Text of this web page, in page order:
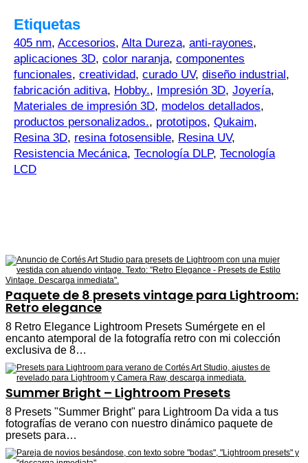
Etiquetas
405 nm, Accesorios, Alta Dureza, anti-rayones,
aplicaciones 3D, color naranja, componentes
funcionales, creatividad, curado UV, diseño industrial,
fabricación aditiva, Hobby., Impresión 3D, Joyería,
Materiales de impresión 3D, modelos detallados,
productos personalizados., prototipos, Qukaim,
Resina 3D, resina fotosensible, Resina UV,
Resistencia Mecánica, Tecnología DLP, Tecnología
LCD
Paquete de 8 presets vintage para Lightroom:
Retro elegance
8 Retro Elegance Lightroom Presets Sumérgete en el
encanto atemporal de la fotografía retro con mi colección
exclusiva de 8…
Summer Bright – Lightroom Presets
8 Presets "Summer Bright" para Lightroom Da vida a tus
fotografías de verano con nuestro dinámico paquete de
presets para…